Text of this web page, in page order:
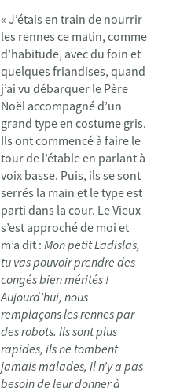
« J’étais en train de nourrir
les rennes ce matin, comme
d’habitude, avec du foin et
quelques friandises, quand
j’ai vu débarquer le Père
Noël accompagné d’un
grand type en costume gris.
Ils ont commencé à faire le
tour de l’étable en parlant à
voix basse. Puis, ils se sont
serrés la main et le type est
parti dans la cour. Le Vieux
s’est approché de moi et
m’a dit : Mon petit Ladislas,
tu vas pouvoir prendre des
congés bien mérités !
Aujourd’hui, nous
remplaçons les rennes par
des robots. Ils sont plus
rapides, ils ne tombent
jamais malades, il n’y a pas
besoin de leur donner à